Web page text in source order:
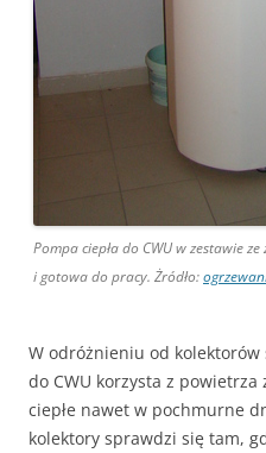
Pompa ciepła do CWU w zestawie
i gotowa do pracy. Żródło:
W odróżnieniu od kolektorów
do CWU korzysta z
ciepłe nawet w pochmurne
kolektory sprawdzi się tam,